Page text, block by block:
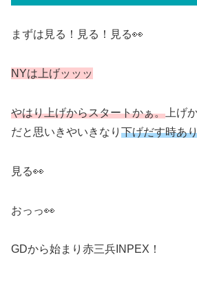
まずは見る！見る！見る👀
NYは上げッッッ
やはり上げからスタートかぁ。 上げ
だと思いきやいきなり 下げだす時あ
見る👀
おっっ👀
GDから始まり赤三兵INPEX！